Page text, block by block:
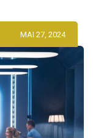
MAI 27, 2024